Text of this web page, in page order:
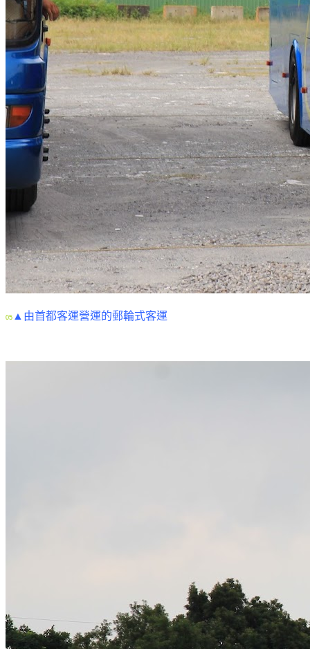
05 ▲由首都客運營運的郵輪式客運